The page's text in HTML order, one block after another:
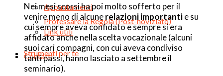
Appuntamenti
Link utili
Contatti
Professare la Regola (Post-noviziato)
Strumenti per te
Nei mesi scorsi ha poi molto sofferto per il
venire meno di alcunerelazioni importantie su
cui sempre aveva confidato e sempre si era
affidato anche nella scelta vocazionale (alcuni
suoi cari compagni, con cui aveva condiviso
tanti passi, hanno lasciato a settembre il
seminario).